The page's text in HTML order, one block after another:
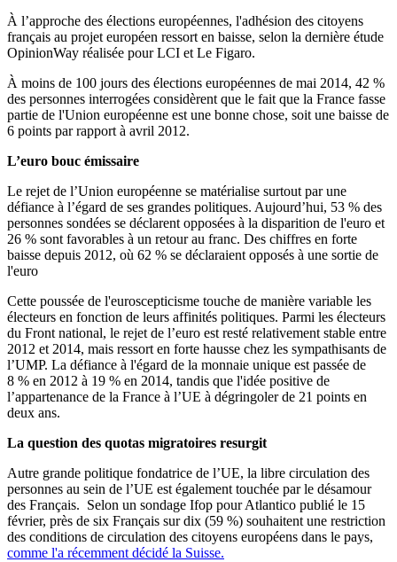
À l’approche des élections européennes, l'adhésion des citoyens
français au projet européen ressort en baisse, selon la dernière étude
OpinionWay réalisée pour LCI et Le Figaro.
À moins de 100 jours des élections européennes de mai 2014, 42 %
des personnes interrogées considèrent que le fait que la France fasse
partie de l'Union européenne est une bonne chose, soit une baisse de
6 points par rapport à avril 2012.
L’euro bouc émissaire
Le rejet de l’Union européenne se matérialise surtout par une
défiance à l’égard de ses grandes politiques. Aujourd’hui, 53 % des
personnes sondées se déclarent opposées à la disparition de l'euro et
26 % sont favorables à un retour au franc. Des chiffres en forte
baisse depuis 2012, où 62 % se déclaraient opposés à une sortie de
l'euro
Cette poussée de l'euroscepticisme touche de manière variable les
électeurs en fonction de leurs affinités politiques. Parmi les électeurs
du Front national, le rejet de l’euro est resté relativement stable entre
2012 et 2014, mais ressort en forte hausse chez les sympathisants de
l’UMP. La défiance à l'égard de la monnaie unique est passée de
8 % en 2012 à 19 % en 2014, tandis que l'idée positive de
l’appartenance de la France à l’UE à dégringoler de 21 points en
deux ans.
La question des quotas migratoires resurgit
Autre grande politique fondatrice de l’UE, la libre circulation des
personnes au sein de l’UE est également touchée par le désamour
des Français. Selon un sondage Ifop pour Atlantico publié le 15
février, près de six Français sur dix (59 %) souhaitent une restriction
des conditions de circulation des citoyens européens dans le pays,
comme l'a récemment décidé la Suisse.